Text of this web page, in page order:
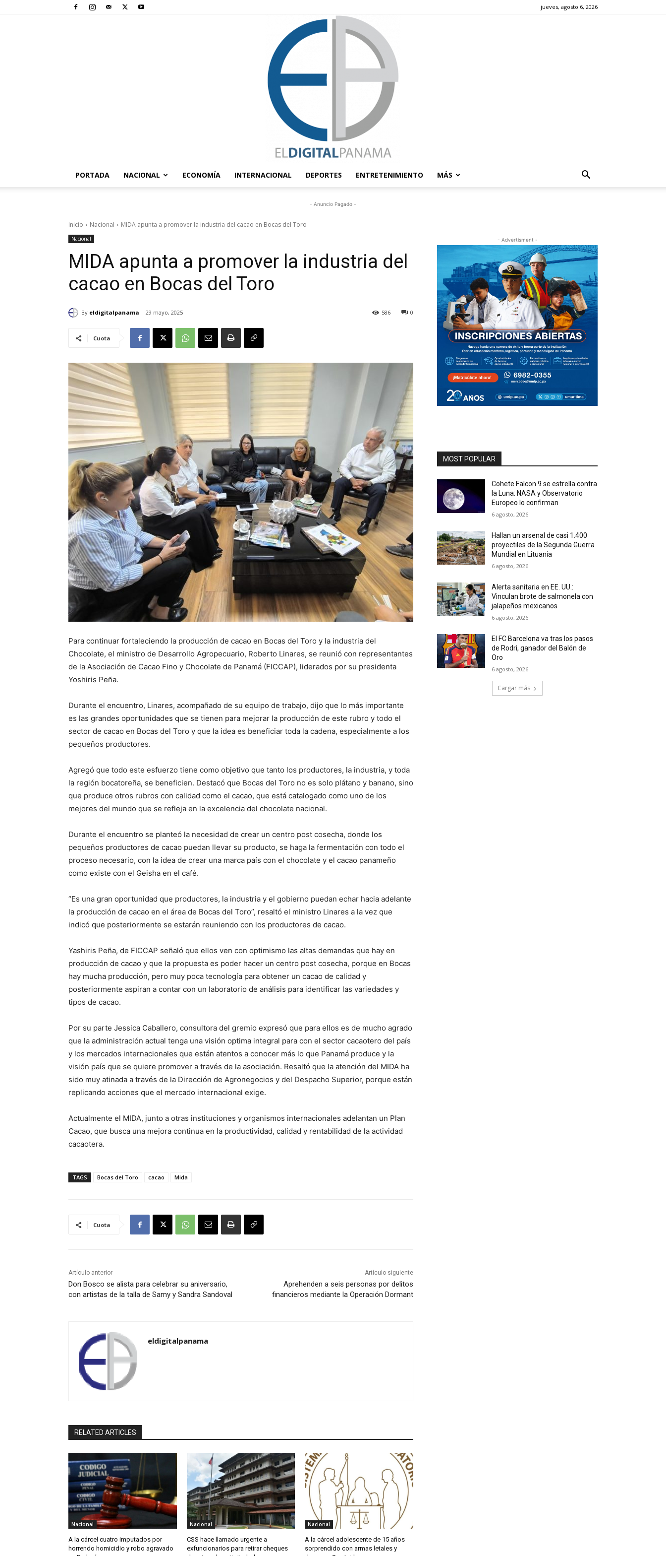
jueves, agosto 6, 2026
Digital
PORTADA NACIONAL ECONOMÍA INTERNACIONAL DEPORTES ENTRETENIMIENTO MÁS
- Anuncio Pagado -
Inicio Nacional MIDA apunta a promover la industria del cacao en Bocas del Toro
Nacional
MIDA apunta a promover la industria del
cacao en Bocas del Toro
By eldigitalpanama 29 mayo, 2025 0
586
Cuota
Para continuar fortaleciendo la producción de cacao en Bocas del Toro y la industria del
Chocolate, el ministro de Desarrollo Agropecuario, Roberto Linares, se reunió con representantes
de la Asociación de Cacao Fino y Chocolate de Panamá (FICCAP), liderados por su presidenta
Yoshiris Peña.
Durante el encuentro, Linares, acompañado de su equipo de trabajo, dijo que lo más importante
es las grandes oportunidades que se tienen para mejorar la producción de este rubro y todo el
sector de cacao en Bocas del Toro y que la idea es beneficiar toda la cadena, especialmente a los
pequeños productores.
Agregó que todo este esfuerzo tiene como objetivo que tanto los productores, la industria, y toda
la región bocatoreña, se beneficien. Destacó que Bocas del Toro no es solo plátano y banano, sino
que produce otros rubros con calidad como el cacao, que está catalogado como uno de los
mejores del mundo que se refleja en la excelencia del chocolate nacional.
Durante el encuentro se planteó la necesidad de crear un centro post cosecha, donde los
pequeños productores de cacao puedan llevar su producto, se haga la fermentación con todo el
proceso necesario, con la idea de crear una marca país con el chocolate y el cacao panameño
como existe con el Geisha en el café.
“Es una gran oportunidad que productores, la industria y el gobierno puedan echar hacia adelante
la producción de cacao en el área de Bocas del Toro”, resaltó el ministro Linares a la vez que
indicó que posteriormente se estarán reuniendo con los productores de cacao.
Yashiris Peña, de FICCAP señaló que ellos ven con optimismo las altas demandas que hay en
producción de cacao y que la propuesta es poder hacer un centro post cosecha, porque en Bocas
hay mucha producción, pero muy poca tecnología para obtener un cacao de calidad y
posteriormente aspiran a contar con un laboratorio de análisis para identificar las variedades y
tipos de cacao.
Por su parte Jessica Caballero, consultora del gremio expresó que para ellos es de mucho agrado
que la administración actual tenga una visión optima integral para con el sector cacaotero del país
y los mercados internacionales que están atentos a conocer más lo que Panamá produce y la
visión país que se quiere promover a través de la asociación. Resaltó que la atención del MIDA ha
sido muy atinada a través de la Dirección de Agronegocios y del Despacho Superior, porque están
replicando acciones que el mercado internacional exige.
Actualmente el MIDA, junto a otras instituciones y organismos internacionales adelantan un Plan
Cacao, que busca una mejora continua en la productividad, calidad y rentabilidad de la actividad
cacaotera.
TAGS Bocas del Toro cacao Mida
Cuota
Artículo anterior
Don Bosco se alista para celebrar su aniversario,
con artistas de la talla de Samy y Sandra Sandoval
Artículo siguiente
Aprehenden a seis personas por delitos
financieros mediante la Operación Dormant
eldigitalpanama
RELATED ARTICLES
Nacional
A la cárcel cuatro imputados por
horrendo homicidio y robo agravado
Nacional
CSS hace llamado urgente a
exfuncionarios para retirar cheques
Nacional
A la cárcel adolescente de 15 años
sorprendido con armas letales y
- Advertisment -
MOST POPULAR
Cohete Falcon 9 se estrella contra
la Luna: NASA y Observatorio
Europeo lo confirman
6 agosto, 2026
Hallan un arsenal de casi 1.400
proyectiles de la Segunda Guerra
Mundial en Lituania
6 agosto, 2026
Alerta sanitaria en EE. UU.:
Vinculan brote de salmonela con
jalapeños mexicanos
6 agosto, 2026
El FC Barcelona va tras los pasos
de Rodri, ganador del Balón de
Oro
6 agosto, 2026
Cargar más